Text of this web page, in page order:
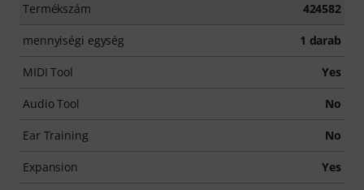
Termékszám 424582
mennyiségi egység 1 darab
MIDI Tool Yes
Audio Tool No
Ear Training No
Expansion Yes